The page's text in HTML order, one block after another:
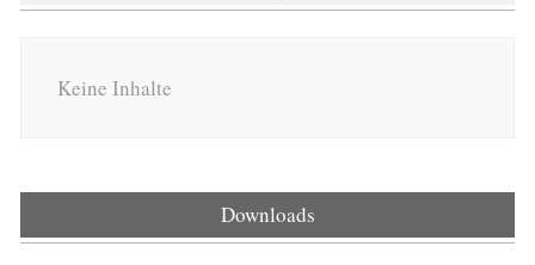
Keine Inhalte
Downloads